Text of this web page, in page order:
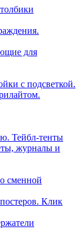
для
с подсветкой.
Тейбл-тенты
журналы и
сменной
Клик